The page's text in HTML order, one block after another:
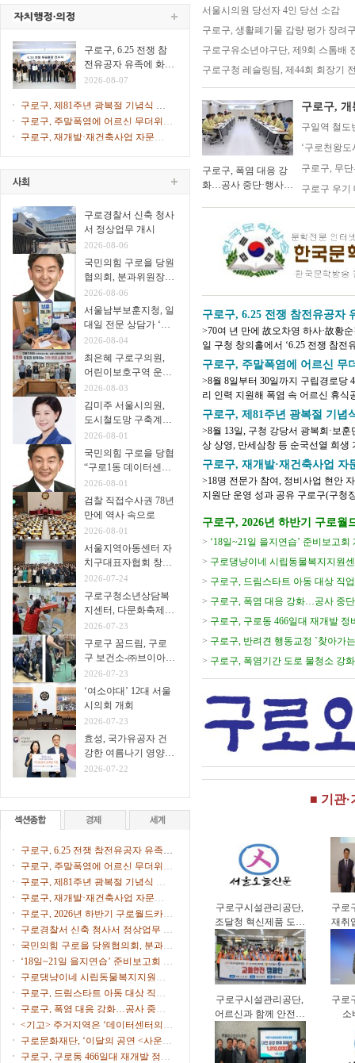
구로구, 6.25 전쟁 참
전유공자 유족에 화랑
무공훈장 전수
2026-08-07
구로구, 제81주년 광복절 기념식 개
최
구로구, 주말폭염에 어르신 무더위쉼
터 47개소 문 연다
구로구, 재개발·재건축사업 자문단 1
구로경찰서 신축 청사
서 정상업무 개시
2026-08-06
국민의힘 구로을 당원
협의회, 분과위원장∙
협의회장 임명
2026-08-06
서울남부보훈지청, 일
대일 전문 상담가 ‘보
훈매니저’ 운영
2026-08-04
최은혜 구로구의원,
어린이보호구역 운영
개선 주민 간담회 개
최
2026-08-03
김미주 서울시의원,
도시철도망 구축계획
시민공청회 참석
2026-08-01
국민의힘 구로을 당협
“구로1동 데이터센터
추진 중단을”
2026-08-01
검찰 직접수사권 78년
만에 역사 속으로
2026-08-01
서울지역아동센터 자
치구대표자협회 창립
총회 개최
2026-07-24
구로구청소년상담복
지센터, 다문화축제서
생명존중 아웃리치 운
영
2026-07-23
구로구 꿈드림, 구로
구 보건소-㈜브이아이
펫 연계
2026-07-23
‘여소야대’ 12대 서울
시의회 개회
2026-07-23
효성, 국가유공자 건
강한 여름나기 영양식
지원
2026-07-22
구로구, 6.25 전쟁 참전유공자 유족에
화랑무공훈장 전수
구로구, 주말폭염에 어르신 무더위쉼
터 47개소 문 연다
구로구, 제81주년 광복절 기념식 개
최
구로구, 재개발·재건축사업 자문단 1
차 회의 개최
구로구, 2026년 하반기 구로월드카페
톡톡(Talk Talk) 수강생 모집
구로경찰서 신축 청사서 정상업무 개
시
국민의힘 구로을 당원협의회, 분과위
원장∙협의회장 임명
‘18일~21일 을지연습’ 준비보고회 개
최
구로댕냥이네 시립동물복지지원센
터 ‘길고양이 사진 공모전’
구로구, 드림스타트 아동 대상 직업
체험 프로그램 운영
구로구, 폭염 대응 강화…공사 중단·
행사 일정 조정
<기고> 주거지역은 ‘데이터센터의
부지’가 아니다
구로문화재단, ‘이달의 공연 <사운드
트립>’ 9월 공연 개최
구로구, 구로동 466일대 재개발 정비
서울시의원 당선자 4인 당선 소감
구로구, 생활폐기물 감량 평가 장려
구로구유소년야구단, 제9회 스톰배
구로구청 레슬링팀, 제44회 회장기
구로구, 폭염 대응 강
화…공사 중단·행사
구로구,
구일역 철도
‘구로천왕도
구로구, 무
구로구 우기
구로구, 6.25 전쟁 참전유공자
>70여 년 만에 故오차영 하사·故황
일 구청 창의홀에서 ‘6.25 전쟁 참전
년 시작한 육군본부 주관 ‘6.25 전쟁
구로구, 주말폭염에 어르신 무
>8월 8일부터 30일까지 구립경로당
리 인력 지원해 폭염 속 어르신 휴
지는 가운데 어르신들이 주말과 휴
구로구, 제81주년 광복절 기념
>8월 13일, 구청 강당서 광복회·보
상 상영, 만세삼창 등 순국선열 희생 기려 구로구(구청장 장인홍)는 제81
을 맞아 오는 8월 13일(목) 오전 10시
구로구, 재개발·재건축사업 자
>18명 전문가 참여, 정비사업 현안
지원단 운영 성과 공유 구로구(구청장 장인홍)가 8월 6일 재개발·재건축사업 자문단
구로구, 2026년 하반기 구로월
강생 모집
> ‘18일~21일 을지연습’ 준비보고회
> 구로댕냥이네 시립동물복지지원
> 구로구, 드림스타트 아동 대상 직
> 구로구, 폭염 대응 강화…공사 중
> 구로구, 구로동 466일대 재개발 정
> 구로구, 반려견 행동교정 `찾아가
> 구로구, 폭염기간 도로 물청소 강
■ 기관
구로구시설관리공단,
조달청 혁신제품 도입
으로 공영주차장 화재
대응력 강화
구로
재취
업컨
구로구시설관리공단,
어르신과 함께 안전한
보행문화 확산
구로
소
중